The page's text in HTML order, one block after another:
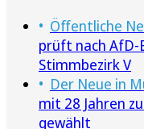
Öffentliche
prüft nach AfD-
Stimmbezirk V
Der Neue in
mit 28 Jahren
gewählt